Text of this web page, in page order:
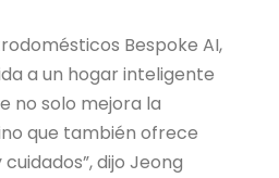
Bespoke AI,
a un hogar inteligente
no solo mejora la
que también ofrece
dijo Jeong